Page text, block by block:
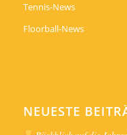
Tennis-News
Floorball-News
NEUESTE